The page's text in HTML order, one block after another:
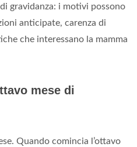
di gravidanza: i motivi possono
anticipate, carenza di
che interessano la mamma
mese di
Quando comincia l’ottavo